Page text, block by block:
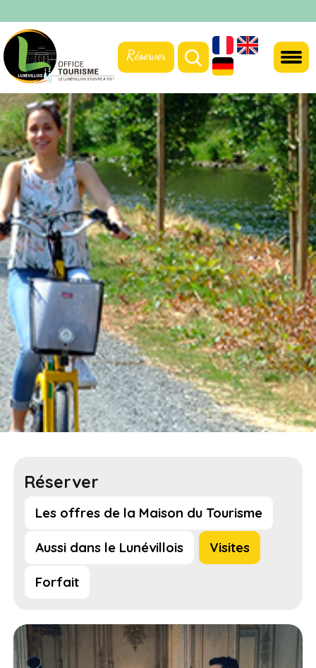
Réserver
Réserver
Les offres de la Maison du Tourisme
Aussi dans le Lunévillois Visites
Forfait